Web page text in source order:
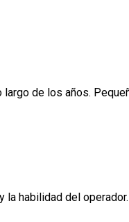
de los años.
habilidad del